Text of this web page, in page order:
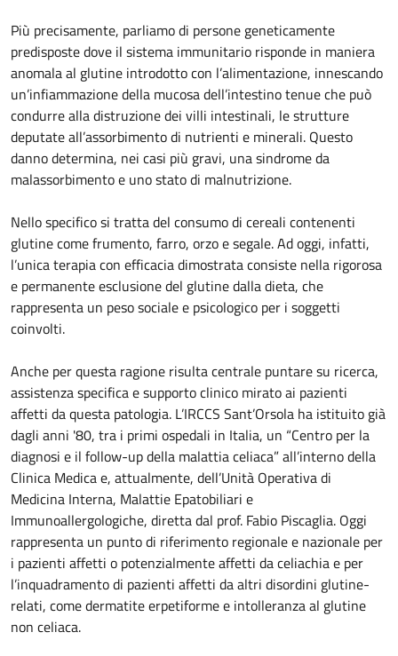
Più precisamente, parliamo di persone geneticamente
predisposte dove il sistema immunitario risponde in maniera
anomala al glutine introdotto con l’alimentazione, innescando
un’infiammazione della mucosa dell’intestino tenue che può
condurre alla distruzione dei villi intestinali, le strutture
deputate all’assorbimento di nutrienti e minerali. Questo
danno determina, nei casi più gravi, una sindrome da
malassorbimento e uno stato di malnutrizione.
Nello specifico si tratta del consumo di cereali contenenti
glutine come frumento, farro, orzo e segale. Ad oggi, infatti,
l’unica terapia con efficacia dimostrata consiste nella rigorosa
e permanente esclusione del glutine dalla dieta, che
rappresenta un peso sociale e psicologico per i soggetti
coinvolti.
Anche per questa ragione risulta centrale puntare su ricerca,
assistenza specifica e supporto clinico mirato ai pazienti
affetti da questa patologia. L’IRCCS Sant’Orsola ha istituito già
dagli anni '80, tra i primi ospedali in Italia, un “Centro per la
diagnosi e il follow-up della malattia celiaca” all’interno della
Clinica Medica e, attualmente, dell’Unità Operativa di
Medicina Interna, Malattie Epatobiliari e
Immunoallergologiche, diretta dal prof. Fabio Piscaglia. Oggi
rappresenta un punto di riferimento regionale e nazionale per
i pazienti affetti o potenzialmente affetti da celiachia e per
l’inquadramento di pazienti affetti da altri disordini glutine-
relati, come dermatite erpetiforme e intolleranza al glutine
non celiaca.